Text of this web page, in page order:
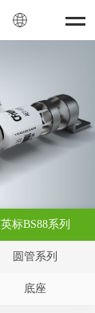
英标BS88系列
圆管系列
底座